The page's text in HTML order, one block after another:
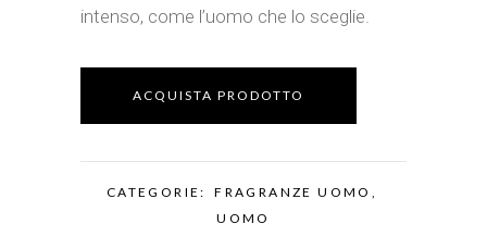
intenso, come l’uomo che lo sceglie.
ACQUISTA PRODOTTO
CATEGORIE: FRAGRANZE UOMO ,
UOMO